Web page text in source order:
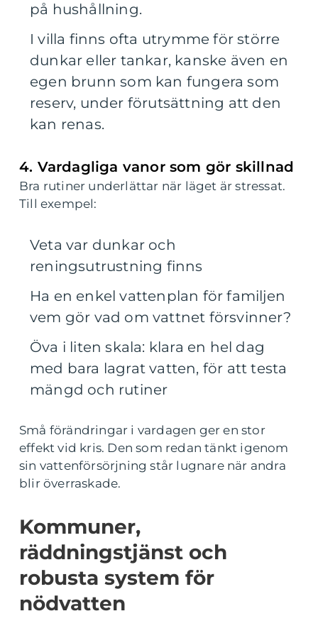
på hushållning.
I villa finns ofta utrymme för större
dunkar eller tankar, kanske även en
egen brunn som kan fungera som
reserv, under förutsättning att den
kan renas.
4. Vardagliga vanor som gör skillnad
Bra rutiner underlättar när läget är stressat.
Till exempel:
Veta var dunkar och
reningsutrustning finns
Ha en enkel vattenplan för familjen
vem gör vad om vattnet försvinner?
Öva i liten skala: klara en hel dag
med bara lagrat vatten, för att testa
mängd och rutiner
Små förändringar i vardagen ger en stor
effekt vid kris. Den som redan tänkt igenom
sin vattenförsörjning står lugnare när andra
blir överraskade.
Kommuner,
räddningstjänst och
robusta system för
nödvatten